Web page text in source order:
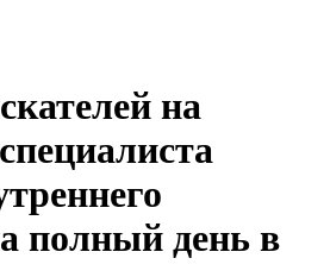
на
полный день в